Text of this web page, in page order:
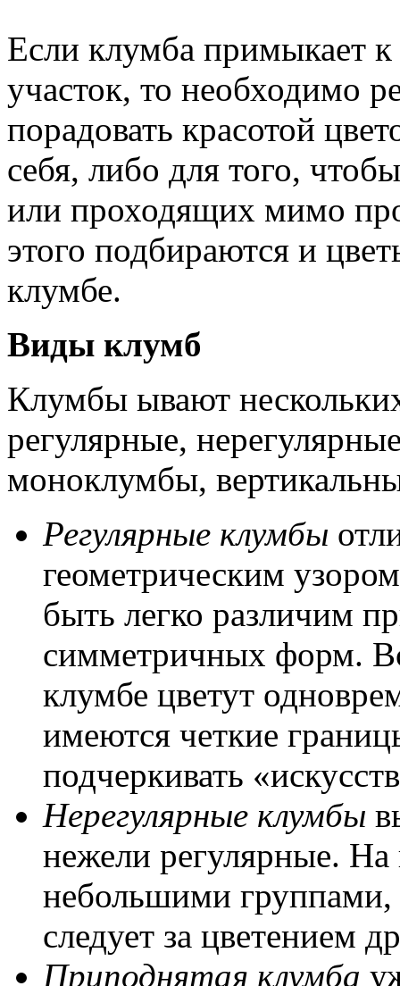
Если клумба примыкает
участок, то необходимо
порадовать красотой
себя, либо для того,
или проходящих мимо
этого подбираются и
клумбе.
Виды клумб
Клумбы ывают
регулярные,
моноклумбы,
Регулярные клумбы
геометрическим
быть легко различим
симметричных форм.
клумбе цветут
имеются четкие
подчеркивать
Нерегулярные клумбы
нежели регулярные.
небольшими группами,
следует за цветением
Приподнятая клумба